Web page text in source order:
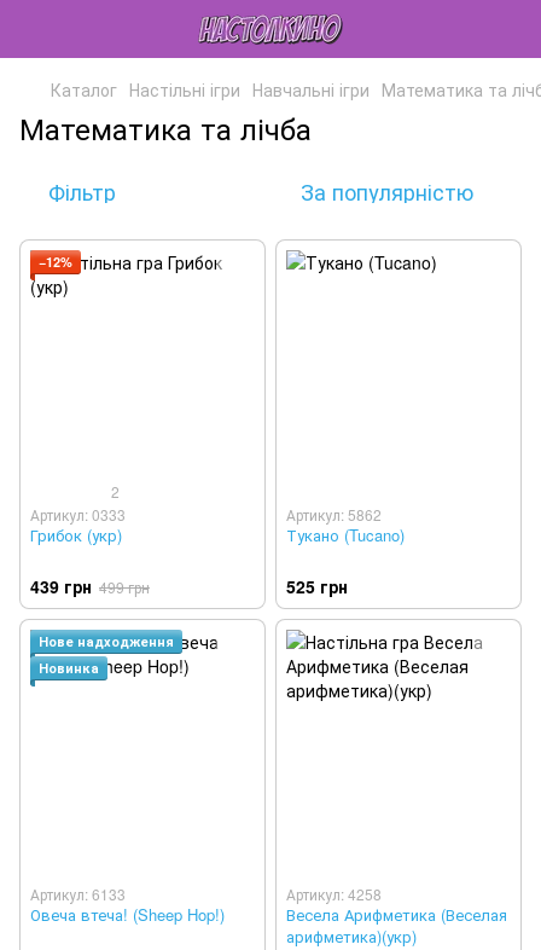
Каталог Настільні ігри Навчальні ігри Математика та
Математика та лічба
Фільтр За популярністю
−12%
2
Артикул: 0333
Грибок (укр)
439 грн 499 грн
Артикул: 5862
Тукано (Tucano)
525 грн
Нове надходження
Новинка
Артикул: 6133
Овеча втеча! (Sheep Hop!)
Артикул: 4258
Весела Арифметика (Веселая
арифметика)(укр)